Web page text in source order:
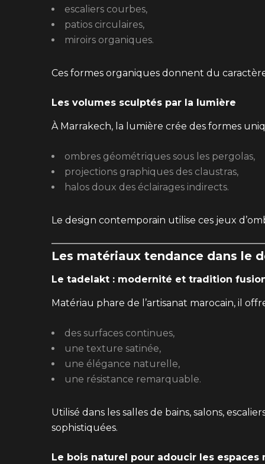
escaliers courbes,
patios circulaires,
miroirs organiques.
Ces formes organiques donnent du
Les volumes sculptés par la lumière
À Marrakech, la lumière crée des formes
ombres géométriques sous les pergolas,
projections graphiques des claustras,
halos doux des éclairages indirects.
Le design contemporain utilise ces jeux
Les matériaux tendance dans le
Le tadelakt : modernité et tradition
Matériau phare de l’artisanat marocain, il
des surfaces continues,
une texture satinée,
une élégance naturelle,
une résistance remarquable.
Utilisé dans les salles de bains, salons,
sophistiquées.
Le bois naturel pour adoucir les espaces